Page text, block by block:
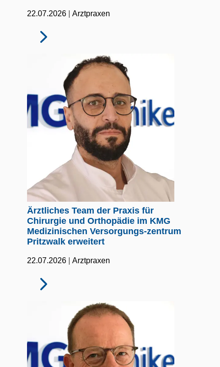
22.07.2026 | Arztpraxen
Ärztliches Team der Praxis für
Chirurgie und Orthopädie im KMG
Medizinischen Versorgungs-zentrum
Pritzwalk erweitert
22.07.2026 Arztpraxen